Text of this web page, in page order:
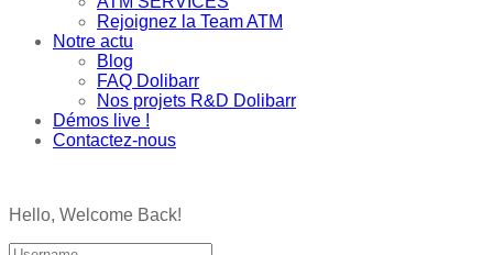
Rejoignez la Team ATM
Notre actu
Blog
FAQ Dolibarr
Nos projets R&D Dolibarr
Démos live !
Contactez-nous
Hello, Welcome Back!